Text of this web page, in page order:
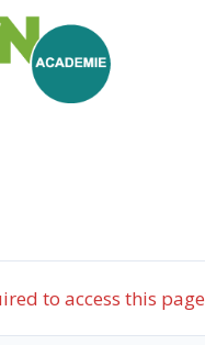
to access this page